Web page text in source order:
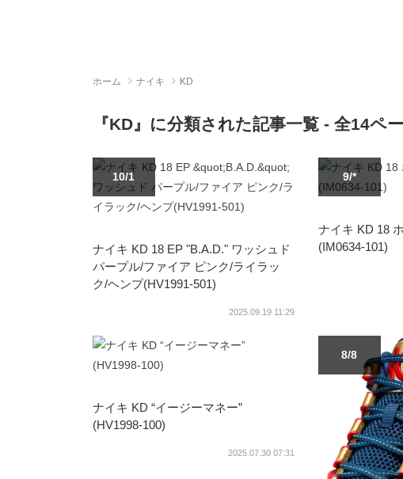
ホーム ナイキ KD
『KD』に分類された記事一覧 - 全14ペ
10/1
ナイキ KD 18 EP "B.A.D." ワッシュド
パープル/ファイア ピンク/ライラッ
ク/ヘンプ(HV1991-501)
2025.09.19 11:29
9/*
ナイキ KD 18
(IM0634-101)
ナイキ KD “イージーマネー”
(HV1998-100)
2025.07.30 07:31
8/8